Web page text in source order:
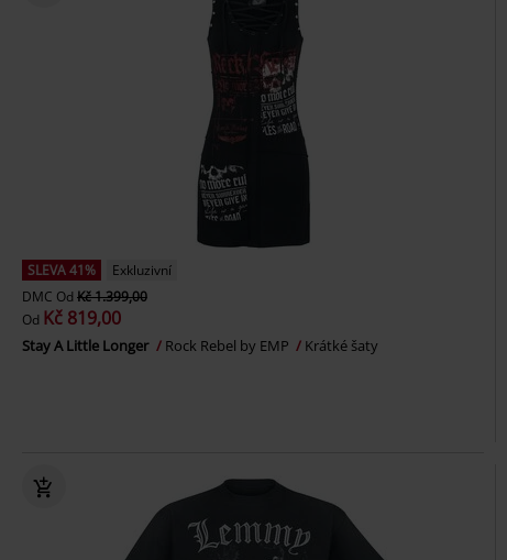
SLEVA 41%
Exkluzivní
DMC Od Kč 1.399,00
Od Kč 819,00
Stay A Little Longer Rock Rebel by EMP Krátké šaty